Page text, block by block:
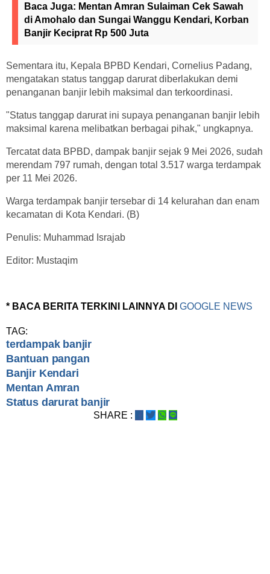
Baca Juga: Mentan Amran Sulaiman Cek Sawah
di Amohalo dan Sungai Wanggu Kendari, Korban
Banjir Keciprat Rp 500 Juta
Sementara itu, Kepala BPBD Kendari, Cornelius Padang,
mengatakan status tanggap darurat diberlakukan demi
penanganan banjir lebih maksimal dan terkoordinasi.
"Status tanggap darurat ini supaya penanganan banjir lebih
maksimal karena melibatkan berbagai pihak," ungkapnya.
Tercatat data BPBD, dampak banjir sejak 9 Mei 2026, sudah
merendam 797 rumah, dengan total 3.517 warga terdampak
per 11 Mei 2026.
Warga terdampak banjir tersebar di 14 kelurahan dan enam
kecamatan di Kota Kendari. (B)
Penulis: Muhammad Israjab
Editor: Mustaqim
* BACA BERITA TERKINI LAINNYA DI GOOGLE NEWS
TAG:
terdampak banjir
Bantuan pangan
Banjir Kendari
Mentan Amran
Status darurat banjir
SHARE :